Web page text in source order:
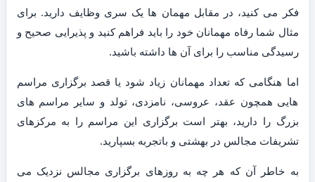
فکر می کنید، در مقابل مهمان ها یک سری وظایف دارید. برای
مثال شما رفاه مهمانان خود را باید فراهم کنید و پذیرایی صحیح و
رسیدگی مناسب را برای آن ها داشته باشید.
اما هنگامی که تعداد مهمانان زیاد شود یا قصد برگزاری مراسم
هایی همچون عقد، عروسی، نامزدی، تولد و سایر مراسم های
بزرگ را دارید، بهتر است برگزاری این مراسم را به مرکزهای
تشریفات مجالس در بهشتی و باتجربه بسپارید.
به خاطر آن که هر چه به روزهای برگزاری مجالس نزدیک می